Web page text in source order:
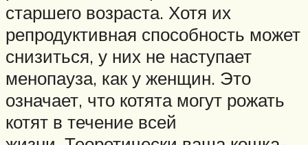
старшего возраста. Хотя их
репродуктивная способность может
снизиться, у них не наступает
менопауза, как у женщин. Это
означает, что котята могут рожать
котят в течение всей